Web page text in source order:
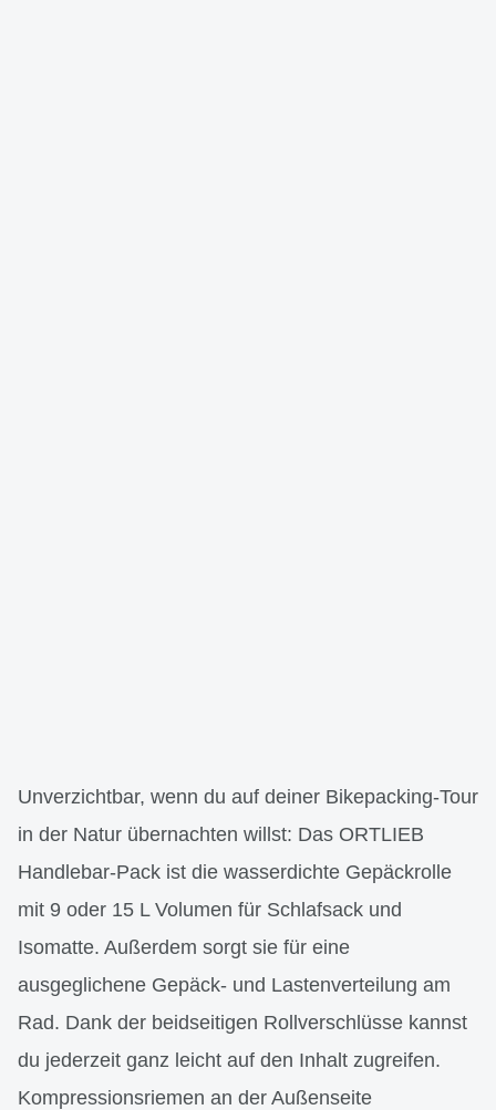
Unverzichtbar, wenn du auf deiner Bikepacking-Tour
in der Natur übernachten willst: Das ORTLIEB
Handlebar-Pack ist die wasserdichte Gepäckrolle
mit 9 oder 15 L Volumen für Schlafsack und
Isomatte. Außerdem sorgt sie für eine
ausgeglichene Gepäck- und Lastenverteilung am
Rad. Dank der beidseitigen Rollverschlüsse kannst
du jederzeit ganz leicht auf den Inhalt zugreifen.
Kompressionsriemen an der Außenseite